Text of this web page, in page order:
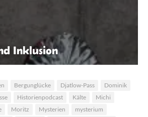
Inklusion
Bergunglücke Djatlow-Pass
Dominik
Historienpodcast Kälte
Michi
Moritz Mysterien
mysterium